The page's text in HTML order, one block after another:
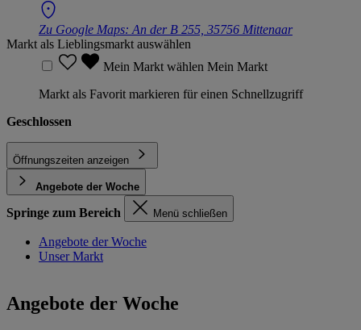
Zu Google Maps: An der B 255, 35756 Mittenaar
Markt als Lieblingsmarkt auswählen
Mein Markt wählen Mein Markt
Markt als Favorit markieren für einen Schnellzugriff
Geschlossen
Öffnungszeiten anzeigen
Angebote der Woche
Springe zum Bereich Menü schließen
Angebote der Woche
Unser Markt
Angebote der Woche